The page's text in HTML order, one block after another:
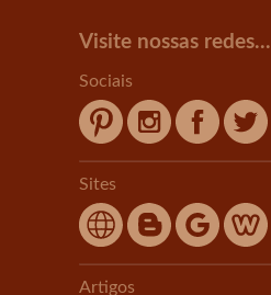
Visite nossas redes...
Sociais
Sites
Artigos